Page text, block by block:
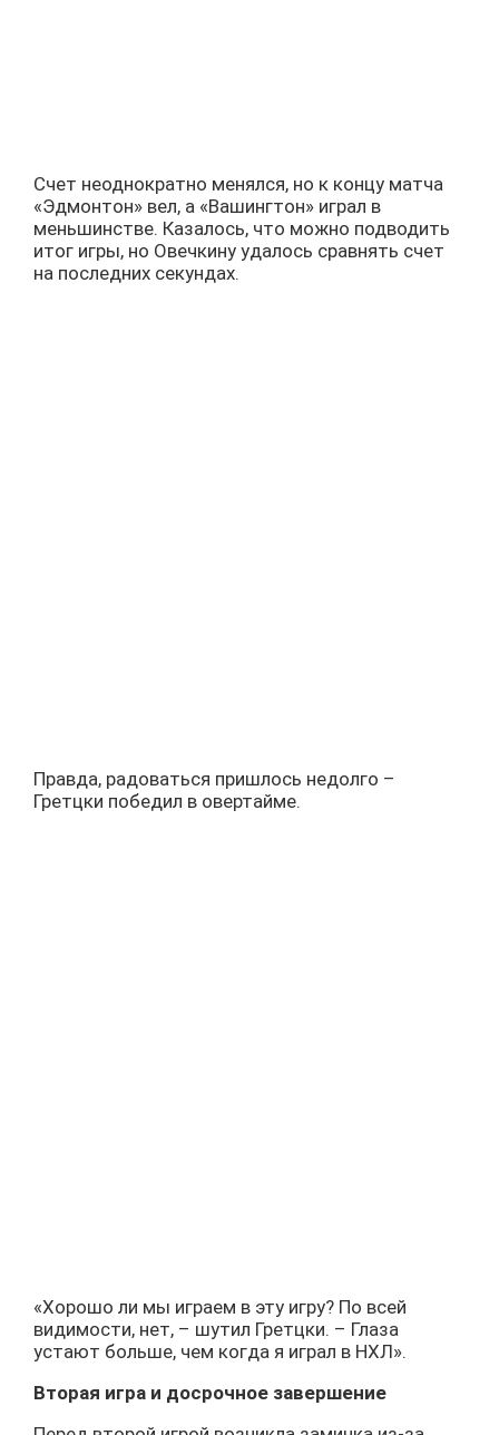
Счет неоднократно менялся, но к концу матча
«Эдмонтон» вел, а «Вашингтон» играл в
меньшинстве. Казалось, что можно подводить
итог игры, но Овечкину удалось сравнять счет
на последних секундах.
Правда, радоваться пришлось недолго –
Гретцки победил в овертайме.
«Хорошо ли мы играем в эту игру? По всей
видимости, нет, – шутил Гретцки. – Глаза
устают больше, чем когда я играл в НХЛ».
Вторая игра и досрочное завершение